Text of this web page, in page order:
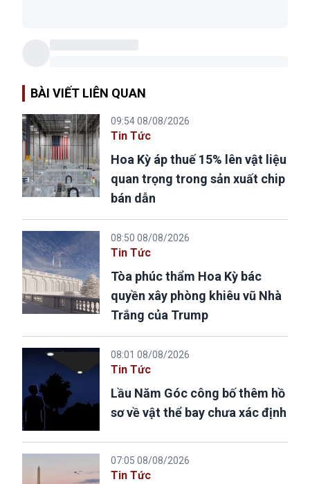
BÀI VIẾT LIÊN QUAN
09:54 08/08/2026
Tin Tức
Hoa Kỳ áp thuế 15% lên vật liệu
quan trọng trong sản xuất chip
bán dẫn
08:50 08/08/2026
Tin Tức
Tòa phúc thẩm Hoa Kỳ bác
quyền xây phòng khiêu vũ Nhà
Trắng của Trump
08:01 08/08/2026
Tin Tức
Lầu Năm Góc công bố thêm hồ
sơ về vật thể bay chưa xác định
07:05 08/08/2026
Tin Tức